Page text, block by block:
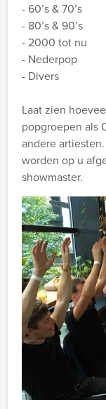
- 60’s & 70’s
- 80’s & 90’s
- 2000 tot nu
- Nederpop
- Divers
Laat zien
popgroepen als
andere
worden op u
showmaster.